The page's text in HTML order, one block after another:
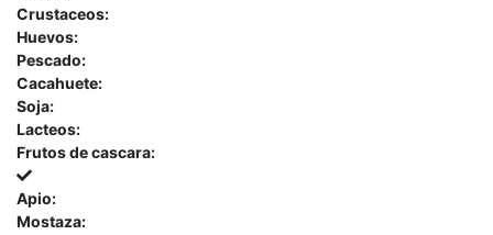
Crustaceos:
Huevos:
Pescado:
Cacahuete:
Soja:
Lacteos:
Frutos de cascara:
Apio:
Mostaza: